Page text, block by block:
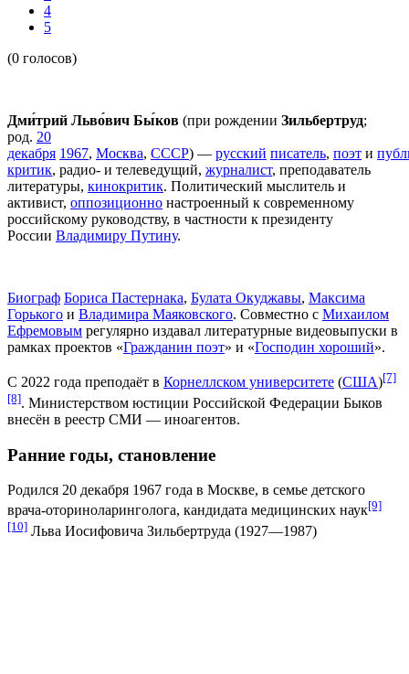
4
5
(0 голосов)
Дми́трий Льво́вич Бы́ков (при рождении Зильбертруд;
род. 20
декабря 1967, Москва, СССР) — русский писатель, поэт и
критик, радио- и телеведущий, журналист, преподаватель
литературы, кинокритик. Политический мыслитель и
активист, оппозиционно настроенный к современному
российскому руководству, в частности к президенту
России Владимиру Путину.
Биограф Бориса Пастернака, Булата Окуджавы, Максима
Горького и Владимира Маяковского. Совместно с Михаилом
Ефремовым регулярно издавал литературные видеовыпуски в
рамках проектов «Гражданин поэт» и «Господин хороший».
С 2022 года преподаёт в Корнеллском университете (США)[7]
[8]. Министерством юстиции Российской Федерации Быков
внесён в реестр СМИ — иноагентов.
Ранние годы, становление
Родился 20 декабря 1967 года в Москве, в семье детского
врача-оториноларинголога, кандидата медицинских наук[9]
[10] Льва Иосифовича Зильбертруда (1927—1987)